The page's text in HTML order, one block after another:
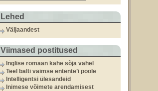
Lehed
Väljaandest
Viimased postitused
Inglise romaan kahe sõja vahel
Teel balti vaimse entente’i poole
Intelligentsi ülesandeid
Inimese võimete arendamisest